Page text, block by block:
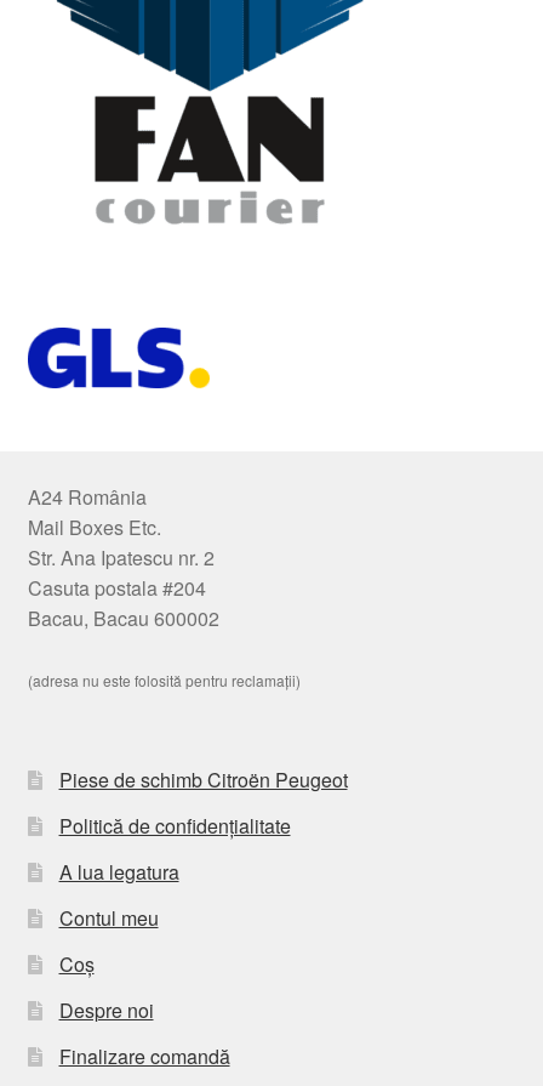
A24 România
Mail Boxes Etc.
Str. Ana Ipatescu nr. 2
Casuta postala #204
Bacau, Bacau 600002
(adresa nu este folosită pentru reclamații)
Piese de schimb Citroën Peugeot
Politică de confidențialitate
A lua legatura
Contul meu
Coș
Despre noi
Finalizare comandă